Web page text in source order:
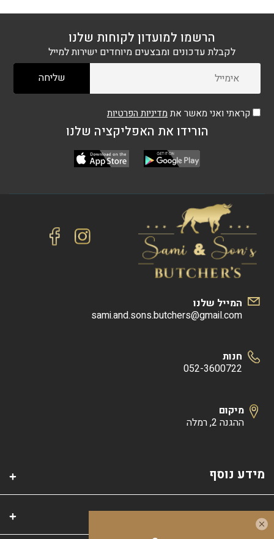
הרשמו למועדון לקוחות שלנו
לקבלת עדכונים ומבצעים מיוחדים ישירות למייל
קראתי ואני מאשר את מדיניות הפרטיות
הורידו את האפליקציה שלנו
המייל שלנו
sami.and.sons.butchers@gmail.com
חנות
052-3600722
מיקום
ההגנה 2, רמלה
מידע נוסף
קטגוריות